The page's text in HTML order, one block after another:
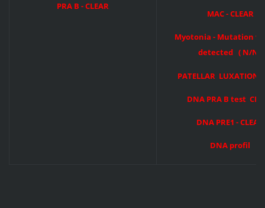
PRA B - CLEAR
MAC -CLEAR
Myotonia - Mutation
detected ( N/N )
PATELLAR LUXATION -
DNA PRA B test
DNA PRE1 - CLEAR
DNA profil